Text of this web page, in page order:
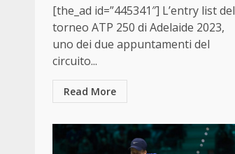
[the_ad id=”445341″] L’entry list del
torneo ATP 250 di Adelaide 2023,
uno dei due appuntamenti del
circuito...
Read More